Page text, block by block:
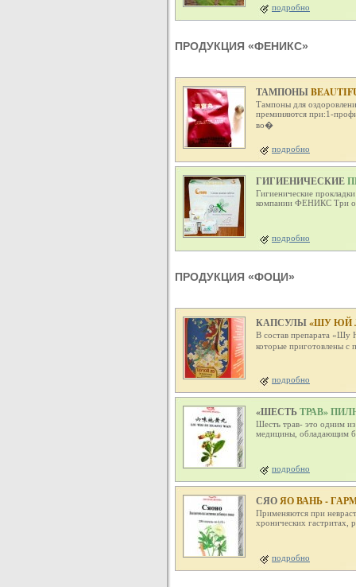
подробно
ПРОДУКЦИЯ «ФЕНИКС»
ТАМПОНЫ
Тампоны для
преминяются при:1-
во�
подробно
ГИГИЕНИЧЕСКИЕ
Гигиенические
компании ФЕНИКС Три
подробно
ПРОДУКЦИЯ «ФОЦИ»
КАПСУЛЫ«ШУ ЮЙ
В состав препарата «Шу
которые приготовлены
подробно
«ШЕСТЬТРАВ»
Шесть трав- это одним
медицины, обладающим
подробно
СЯОЯО ВАНЬ -
Применяются при
хронических гастритах,
подробно